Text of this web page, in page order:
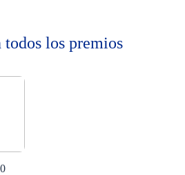
todos los premios